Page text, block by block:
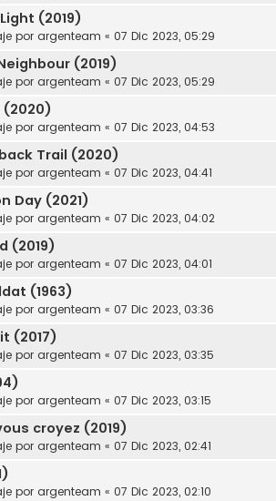
(2019)
por argenteam « 07 Dic 2023, 05:29
(2019)
por argenteam « 07 Dic 2023, 05:29
(2020)
por argenteam « 07 Dic 2023, 04:53
Trail (2020)
por argenteam « 07 Dic 2023, 04:41
Day (2021)
por argenteam « 07 Dic 2023, 04:02
(2019)
por argenteam « 07 Dic 2023, 04:01
(1963)
por argenteam « 07 Dic 2023, 03:36
(2017)
por argenteam « 07 Dic 2023, 03:35
por argenteam « 07 Dic 2023, 03:15
croyez (2019)
por argenteam « 07 Dic 2023, 02:41
por argenteam « 07 Dic 2023, 02:10